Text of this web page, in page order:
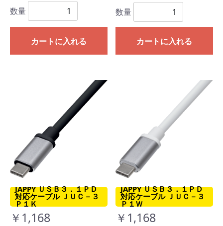
数量
カートに入れる
数量
カートに入れる
JAPPY ＵＳＢ３．１ＰＤ
対応ケーブル ＪＵＣ－３
Ｐ１Ｋ
￥1,168
JAPPY ＵＳＢ３．１ＰＤ
対応ケーブル ＪＵＣ－３
Ｐ１Ｗ
￥1,168